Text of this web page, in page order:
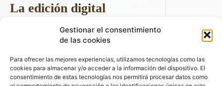
Gestionar el consentimiento
de las cookies
Para ofrecer las mejores experiencias, utilizamos tecnologías como las
cookies para almacenar y/o acceder a la información del dispositivo. El
consentimiento de estas tecnologías nos permitirá procesar datos como
La edición digital
Descargar último ejemplar
ir a hemeroteca
+ Contenido en redes sociales